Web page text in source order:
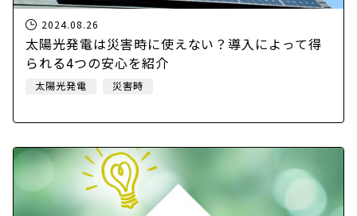
2024.08.26
太陽光発電は災害時に使えない？導入によって得
られる4つの安心を紹介
太陽光発電 災害時